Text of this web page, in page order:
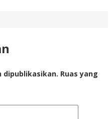
dipublikasikan. Ruas yang